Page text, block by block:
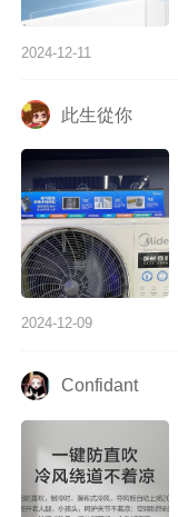
2024-12-11
此生從你
2024-12-09
Confidant